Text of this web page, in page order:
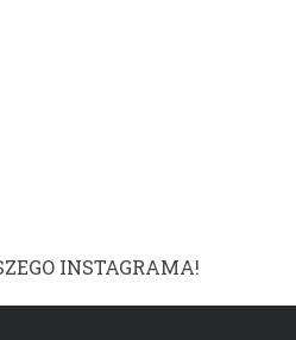
INSTAGRAMA!